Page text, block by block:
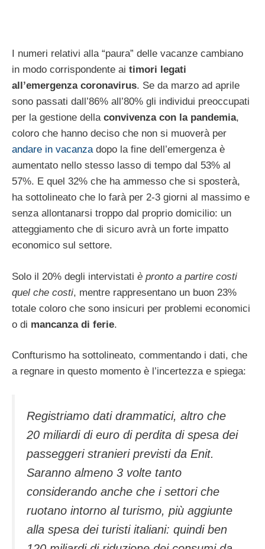
I numeri relativi alla “paura” delle vacanze cambiano
in modo corrispondente ai timori legati
all’emergenza coronavirus. Se da marzo ad aprile
sono passati dall’86% all’80% gli individui preoccupati
per la gestione della convivenza con la pandemia,
coloro che hanno deciso che non si muoverà per
andare in vacanzadopo la fine dell’emergenza è
aumentato nello stesso lasso di tempo dal 53% al
57%. E quel 32% che ha ammesso che si sposterà,
ha sottolineato che lo farà per 2-3 giorni al massimo e
senza allontanarsi troppo dal proprio domicilio: un
atteggiamento che di sicuro avrà un forte impatto
economico sul settore.
Solo il 20% degli intervistati è pronto a partire costi
quel che costi, mentre rappresentano un buon 23%
totale coloro che sono insicuri per problemi economici
o di mancanza di ferie.
Confturismo ha sottolineato, commentando i dati, che
a regnare in questo momento è l’incertezza e spiega:
Registriamo dati drammatici, altro che
20 miliardi di euro di perdita di spesa dei
passeggeri stranieri previsti da Enit.
Saranno almeno 3 volte tanto
considerando anche che i settori che
ruotano intorno al turismo, più aggiunte
alla spesa dei turisti italiani: quindi ben